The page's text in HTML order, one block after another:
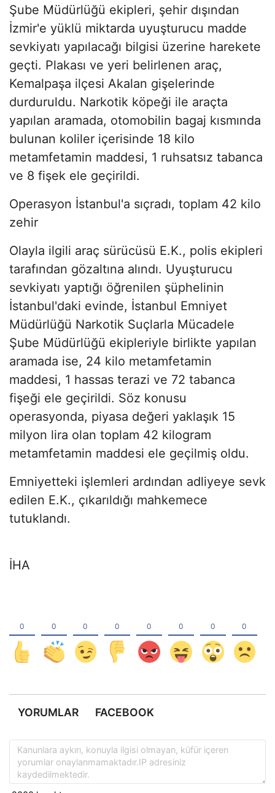
Şube Müdürlüğü ekipleri, şehir dışından
İzmir'e yüklü miktarda uyuşturucu madde
sevkiyatı yapılacağı bilgisi üzerine harekete
geçti. Plakası ve yeri belirlenen araç,
Kemalpaşa ilçesi Akalan gişelerinde
durduruldu. Narkotik köpeği ile araçta
yapılan aramada, otomobilin bagaj kısmında
bulunan koliler içerisinde 18 kilo
metamfetamin maddesi, 1 ruhsatsız tabanca
ve 8 fişek ele geçirildi.
Operasyon İstanbul'a sıçradı, toplam 42 kilo
zehir
Olayla ilgili araç sürücüsü E.K., polis ekipleri
tarafından gözaltına alındı. Uyuşturucu
sevkiyatı yaptığı öğrenilen şüphelinin
İstanbul'daki evinde, İstanbul Emniyet
Müdürlüğü Narkotik Suçlarla Mücadele
Şube Müdürlüğü ekipleriyle birlikte yapılan
aramada ise, 24 kilo metamfetamin
maddesi, 1 hassas terazi ve 72 tabanca
fişeği ele geçirildi. Söz konusu
operasyonda, piyasa değeri yaklaşık 15
milyon lira olan toplam 42 kilogram
metamfetamin maddesi ele geçilmiş oldu.
Emniyetteki işlemleri ardından adliyeye sevk
edilen E.K., çıkarıldığı mahkemece
tutuklandı.
İHA
YORUMLAR FACEBOOK